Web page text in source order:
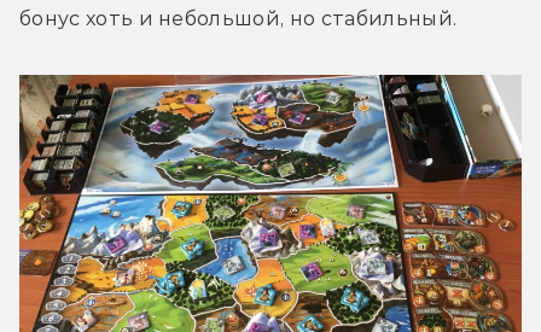
бонус хоть и небольшой, но стабильный.